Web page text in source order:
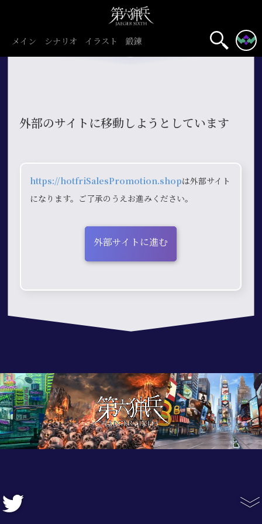
メイン シナリオ イラスト 鍛錬
外部のサイトに移動しようとしています
https://hotfriSalesPromotion.shopは外部サイト
になります。ご了承のうえお進みください。
外部サイトに進む